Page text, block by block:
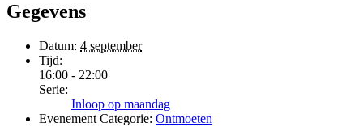
Gegevens
Datum: 4 september
Tijd:
16:00 - 22:00
Serie:
Inloop op maandag
Evenement Categorie: Ontmoeten